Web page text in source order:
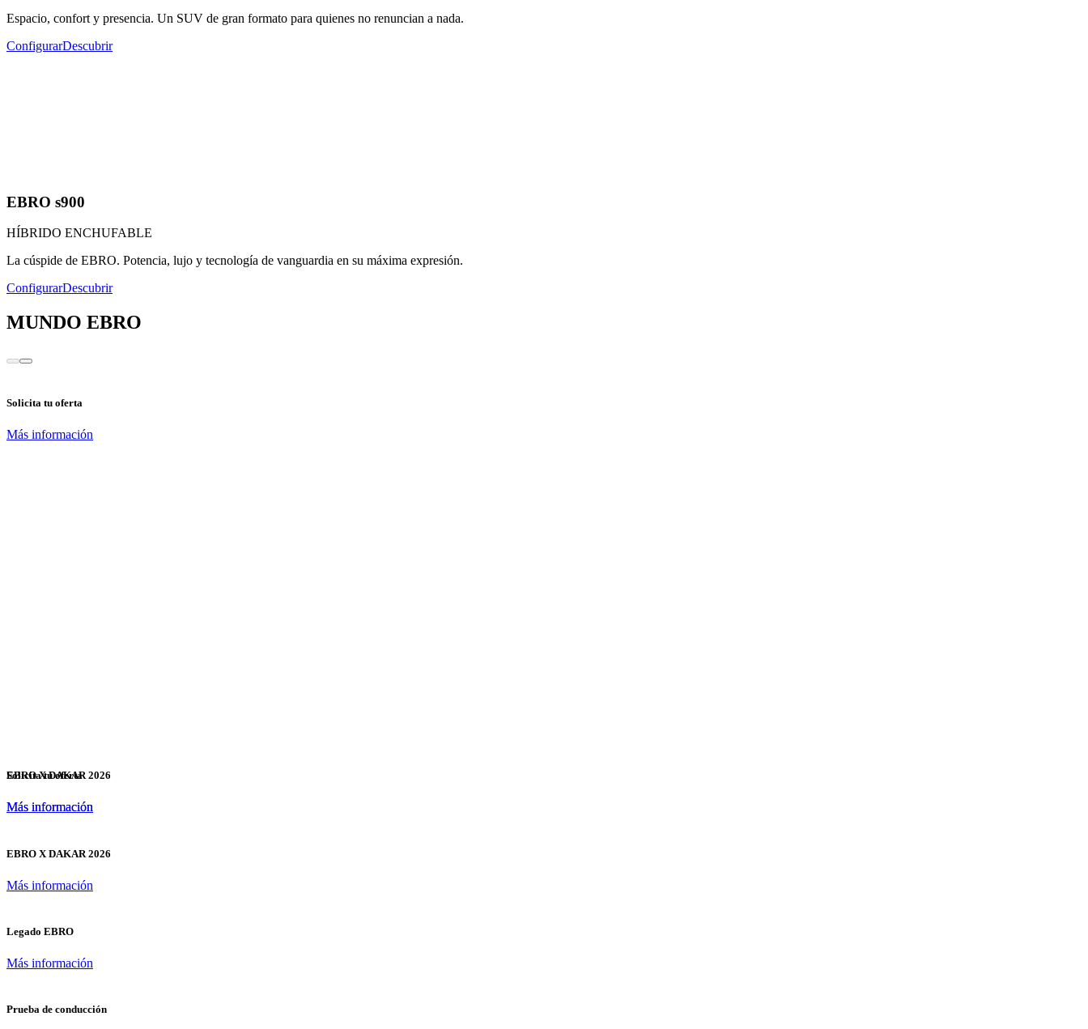
Espacio, confort y presencia. Un SUV de gran formato para quienes no renuncian a nada.
ConfigurarDescubrir
EBRO s900
HÍBRIDO ENCHUFABLE
La cúspide de EBRO. Potencia, lujo y tecnología de vanguardia en su máxima expresión.
ConfigurarDescubrir
MUNDO EBRO
Solicita tu oferta
Más información
EBRO X DAKAR 2026
Más información
Solicita tu oferta
Más información
EBRO X DAKAR 2026
Más información
Legado EBRO
Más información
Prueba de conducción